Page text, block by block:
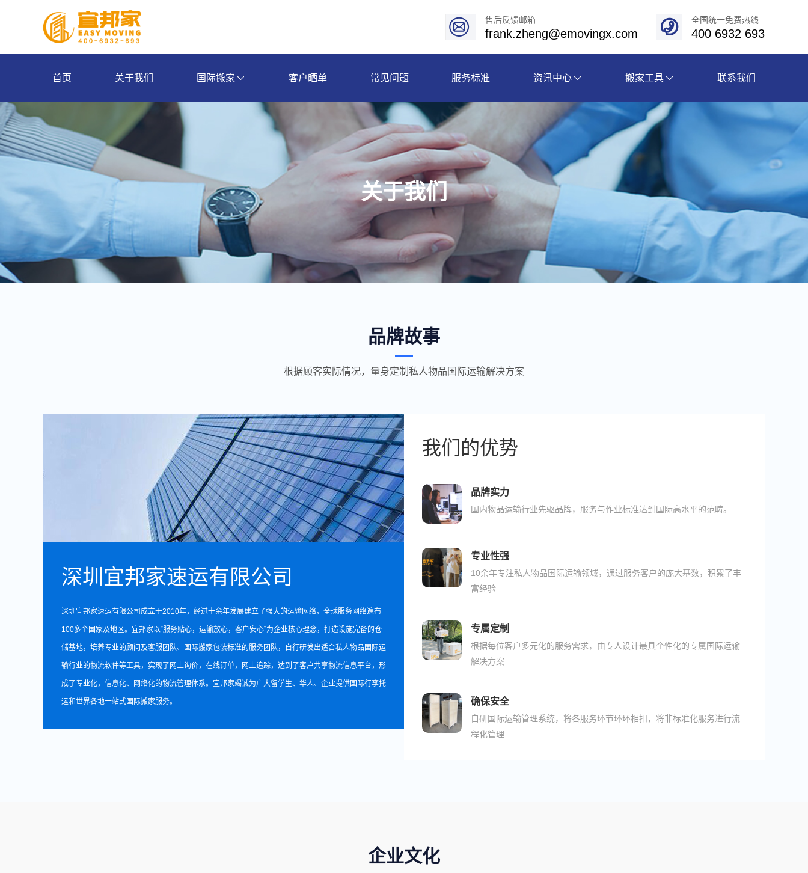
售后反馈邮箱
frank.zheng@emovingx.com
全国统一免费热线
400 6932 693
首页 关于我们 国际搬家 客户晒单 常见问题 服务标准 资讯中心 搬家工具 联系我们
关于我们
品牌故事
根据顾客实际情况，量身定制私人物品国际运输解决方案
深圳宜邦家速运有限公司
深圳宜邦家速运有限公司成立于2010年，经过十余年发展建立了强大的运输网络，全球服务网络遍布
100多个国家及地区。宜邦家以“服务贴心，运输放心，客户安心”为企业核心理念，打造设施完备的仓
储基地，培养专业的顾问及客服团队、国际搬家包装标准的服务团队，自行研发出适合私人物品国际运
输行业的物流软件等工具，实现了网上询价，在线订单，网上追踪，达到了客户共享物流信息平台，形
成了专业化，信息化、网络化的物流管理体系。宜邦家竭诚为广大留学生、华人、企业提供国际行李托
运和世界各地一站式国际搬家服务。
我们的优势
品牌实力
国内物品运输行业先驱品牌，服务与作业标准达到国际高水平的范畴。
专业性强
10余年专注私人物品国际运输领域，通过服务客户的庞大基数，积累了丰
富经验
专属定制
根据每位客户多元化的服务需求，由专人设计最具个性化的专属国际运输
解决方案
确保安全
自研国际运输管理系统，将各服务环节环环相扣，将非标准化服务进行流
程化管理
企业文化